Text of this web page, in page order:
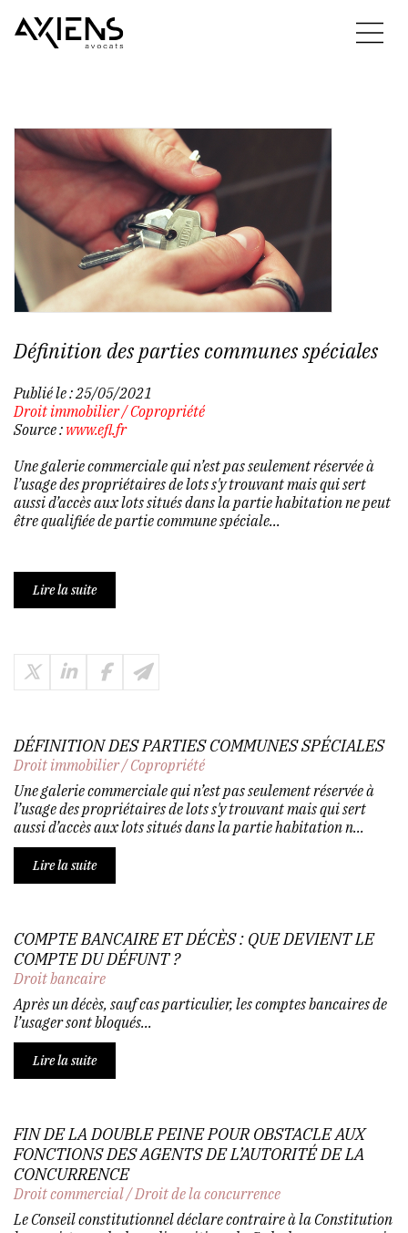
Définition des parties communes spéciales
Publié le :25/05/2021
Droit immobilier/Copropriété
Source : www.efl.fr
Une galerie commerciale qui n’est pas seulement réservée à
l’usage des propriétaires de lots s'y trouvant mais qui sert
aussi d’accès aux lots situés dans la partie habitation ne peut
être qualifiée de partie commune spéciale...
Lire la suite
DÉFINITION DES PARTIES COMMUNES SPÉCIALES
Droit immobilier/Copropriété
Une galerie commerciale qui n’est pas seulement réservée à
l’usage des propriétaires de lots s'y trouvant mais qui sert
aussi d’accès aux lots situés dans la partie habitation n...
Lire la suite
COMPTE BANCAIRE ET DÉCÈS : QUE DEVIENT LE
COMPTE DU DÉFUNT ?
Droit bancaire
Après un décès, sauf cas particulier, les comptes bancaires de
l’usager sont bloqués...
Lire la suite
FIN DE LA DOUBLE PEINE POUR OBSTACLE AUX
FONCTIONS DES AGENTS DE L’AUTORITÉ DE LA
CONCURRENCE
Droit commercial/Droit de la concurrence
Le Conseil constitutionnel déclare contraire à la Constitution